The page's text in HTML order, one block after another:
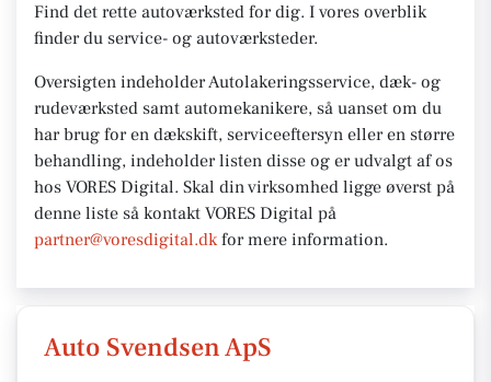
Find det rette autoværksted for dig. I vores overblik
finder du service- og autoværksteder.
Oversigten indeholder Autolakeringsservice, dæk- og
rudeværksted samt automekanikere, så uanset om du
har brug for en dækskift, serviceeftersyn eller en større
behandling, indeholder listen disse og er udvalgt af os
hos VORES Digital. Skal din virksomhed ligge øverst på
denne liste så kontakt VORES Digital på
partner@voresdigital.dk for mere information.
Auto Svendsen ApS